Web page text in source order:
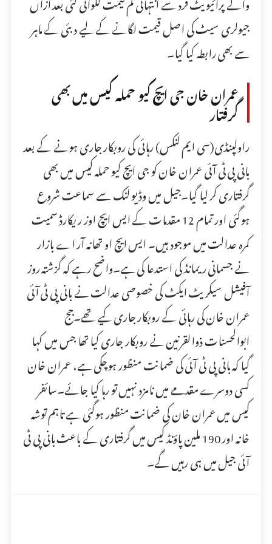
جیولری سیٹ کی اصل قیمت لگانے کے لیے دبئی کے ماہر
سے بھی رابطہ کیا گیا۔
عمران خان جی ایچ کیو حملہ کیس میں بھی
گرفتار
راولپنڈی(سی ایم لنکس) رہائی کی روبکار جاری ہونے کے بعد
بانی پی ٹی آئی عمران خان کو جی ایچ کیو حملہ کیس میں بھی
گرفتاری کر لیا گیا۔جیل میں وڈیو لنک سے سماعت شروع
ہوگئی اور تمام 12 مقدمات کے ایس ایچ اوز ریکارڈ سمیت
کمرہ عدالت میں موجود ہیں۔ ایس ایچ او تھانہ آر اے بازار
نے جسمانی ریمانڈ کی استدعا کی ہے۔واضح رہے کہ گزشتہ روز
آفیشل سیکریٹ ایکٹ کی خصوصی عدالت نے بانی پی ٹی آئی
عمران خان کی رہائی کے روبکار جاری کیے تھے۔جج
ابوالحسنات ذوالقرنین نے روبکار جاری کیا تھا جس میں کہا
گیا کہ بانی پی ٹی آئی کی ضمانت منظور ہوچکی ہے، عمران خان
کسی دوسرے مقدمے میں نامزد نہیں تو رہا کیا جائے۔سائفر
کیس میں عمران خان کی ضمانت منظور ہوگئی ہے تاہم توشہ
خانہ اور 190 ملین پاؤنڈ کیس میں گرفتاری کے باعث بانی پی ٹی
آئی جیل میں ہی رہیں گے۔